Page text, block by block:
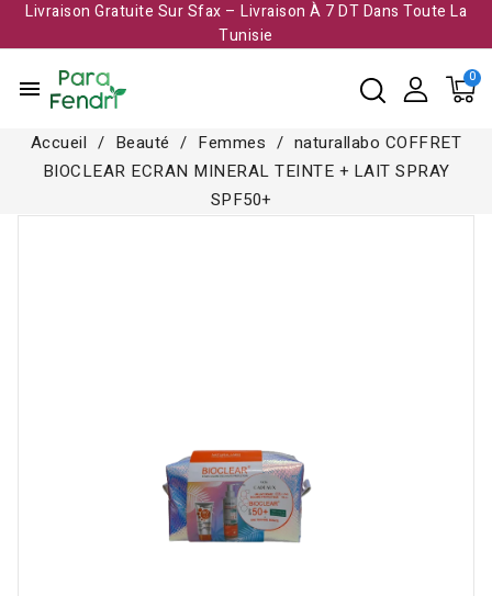
Livraison Gratuite Sur Sfax – Livraison À 7 DT Dans Toute La
Tunisie​
menu
Accueil Beauté Femmes
naturallabo COFFRET
BIOCLEAR ECRAN MINERAL TEINTE + LAIT SPRAY
SPF50+